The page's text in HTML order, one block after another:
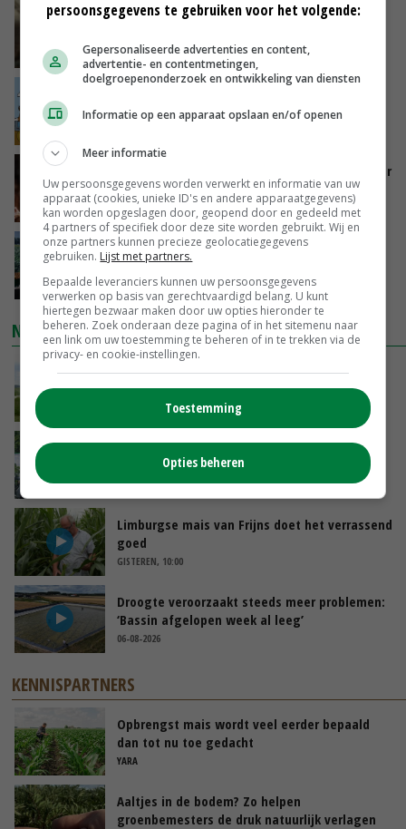
‘Samenwerking A-ware en Amalthea gaat
VANDAAG, 16:01
groot: Nederland in Europese top
Vlaamse varkensstapel krimpt, pluimveesector
groeit door schaalvergroting
VANDAAG, 15:20
‘Cijfer jezelf niet weg en doe vooral ook waar
je gelukkig van wordt’
VANDAAG, 13:31
NIEUWSTE VIDEO'S
POAH!: John Deere 7730
VANDAAG, 10:00
Oekraïne-vlogger Kees Huizinga: ‘Bezoek van
de ambassade mag zelf groente plukken’
GISTEREN, 12:00
Limburgse mais van Frijns doet het verrassend
goed
GISTEREN, 10:00
Droogte veroorzaakt steeds meer problemen:
‘Bassin afgelopen week al leeg’
06-08-2026
KENNISPARTNERS
Opbrengst mais wordt veel eerder bepaald
dan tot nu toe gedacht
YARA
Aaltjes in de bodem? Zo helpen
groenbemesters de druk natuurlijk verlagen
persoonsgegevens te gebruiken voor het volgende:
Gepersonaliseerde advertenties en content,
advertentie- en contentmetingen,
doelgroepenonderzoek en ontwikkeling van diensten
Informatie op een apparaat opslaan en/of openen
Meer informatie
Uw persoonsgegevens worden verwerkt en informatie van uw
apparaat (cookies, unieke ID's en andere apparaatgegevens)
kan worden opgeslagen door, geopend door en gedeeld met
4 partners of specifiek door deze site worden gebruikt. Wij en
onze partners kunnen precieze geolocatiegegevens
gebruiken. Lijst met partners.
Bepaalde leveranciers kunnen uw persoonsgegevens
verwerken op basis van gerechtvaardigd belang. U kunt
hiertegen bezwaar maken door uw opties hieronder te
beheren. Zoek onderaan deze pagina of in het sitemenu naar
een link om uw toestemming te beheren of in te trekken via de
privacy- en cookie-instellingen.
Toestemming
Opties beheren